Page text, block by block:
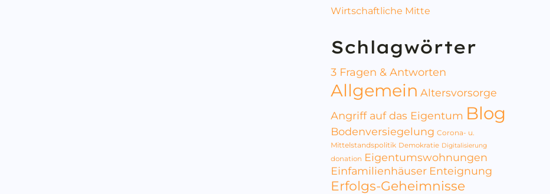
Wirtschaftliche Mitte
Schlagwörter
3 Fragen & Antworten
Allgemein Altersvorsorge
Angriff auf das Eigentum Blog
Bodenversiegelung Corona- u.
Mittelstandspolitik Demokratie Digitalisierung
donation Eigentumswohnungen
Einfamilienhäuser Enteignung
Erfolgs-Geheimnisse